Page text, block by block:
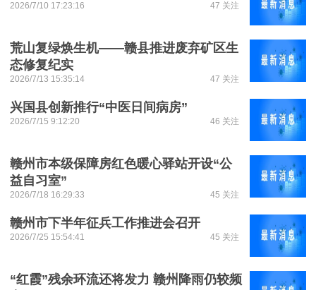
2026/7/10 17:23:16 47 关注
荒山复绿焕生机——赣县推进废弃矿区生
态修复纪实
2026/7/13 15:35:14 47 关注
兴国县创新推行“中医日间病房”
2026/7/15 9:12:20 46 关注
赣州市本级保障房红色暖心驿站开设“公
益自习室”
2026/7/18 16:29:33 45 关注
赣州市下半年征兵工作推进会召开
2026/7/25 15:54:41 45 关注
“红霞”残余环流还将发力 赣州降雨仍较频